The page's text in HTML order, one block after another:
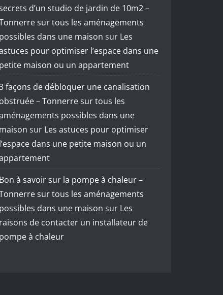
d’un studio de jardin de 10m2 –
sur tous les aménagements
possibles dans une maison sur Les
pour optimiser l’espace dans une
petite maison ou un appartement
façons de débloquer une canalisation
obstruée – Tonnerre sur tous les
possibles dans une
maison sur Les astuces pour optimiser
l’espace dans une petite maison ou un
Bon à savoir sur la pompe à chaleur –
sur tous les aménagements
possibles dans une maison sur Les
raisons de contacter un installateur de
pompe à chaleur